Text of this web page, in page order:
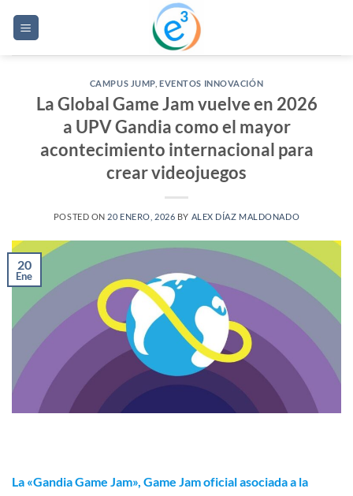
CAMPUS JUMP,EVENTOS INNOVACIÓN
La Global Game Jam vuelve en 2026
a UPV Gandia como el mayor
acontecimiento internacional para
crear videojuegos
POSTED ON 20 ENERO, 2026 BY ALEX DÍAZ MALDONADO
20
Ene
La «Gandia Game Jam», Game Jam oficial asociada a la